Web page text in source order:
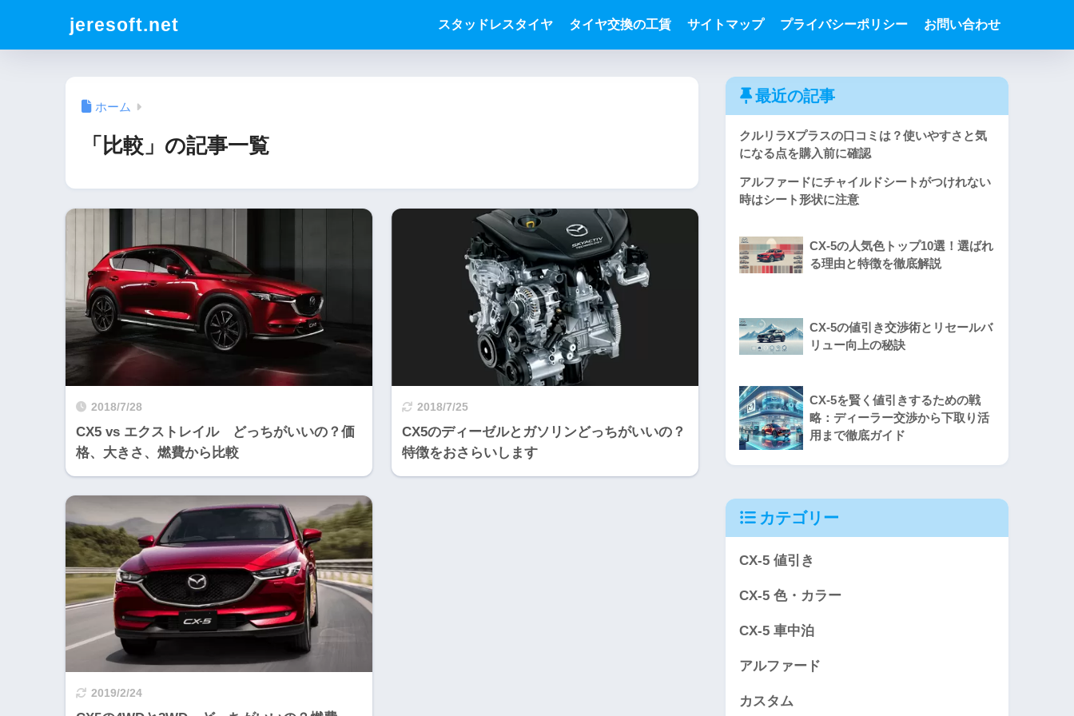
jeresoft.net スタッドレスタイヤ タイヤ交換の工賃 サイトマップ プライバシーポリシー お問い合わせ
ホーム
「比較」の記事一覧
2018/7/28
CX5 vs エクストレイル どっちがいいの？価
格、大きさ、燃費から比較
2018/7/25
CX5のディーゼルとガソリンどっちがいいの？
特徴をおさらいします
2019/2/24
最近の記事
クルリラXプラスの口コミは？使いやすさと気
になる点を購入前に確認
アルファードにチャイルドシートがつけれない
時はシート形状に注意
CX-5の人気色トップ10選！選ばれ
る理由と特徴を徹底解説
CX-5の値引き交渉術とリセールバ
リュー向上の秘訣
CX-5を賢く値引きするための戦
略：ディーラー交渉から下取り活
用まで徹底ガイド
カテゴリー
CX-5 値引き
CX-5 色・カラー
CX-5 車中泊
アルファード
カスタム